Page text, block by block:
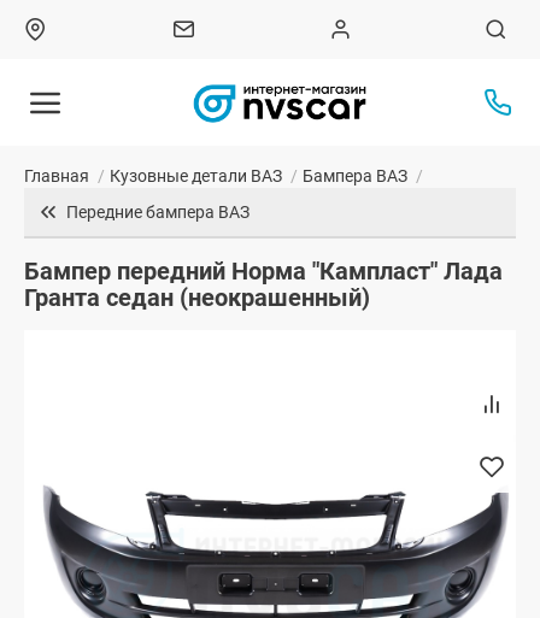
Главная / Кузовные детали ВАЗ / Бампера ВАЗ /
Передние бампера ВАЗ
Бампер передний Норма "Кампласт" Лада
Гранта седан (неокрашенный)